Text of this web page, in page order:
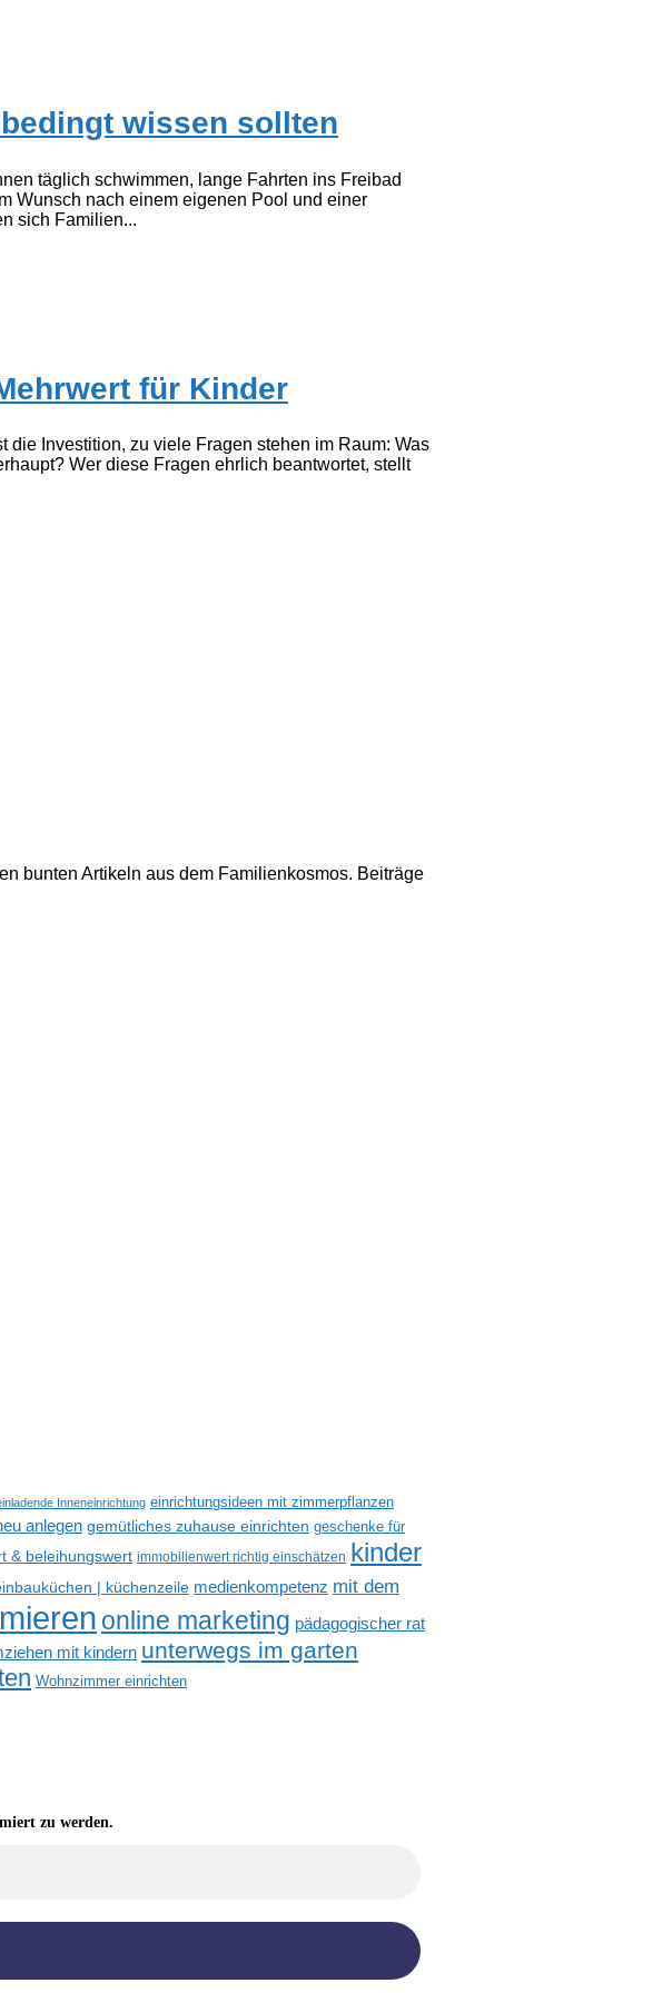
wissen sollten
täglich schwimmen, lange Fahrten ins Freibad
Wunsch nach einem eigenen Pool und einer
sich Familien...
für Kinder
Investition, zu viele Fragen stehen im Raum: Was
Wer diese Fragen ehrlich beantwortet, stellt
bunten Artikeln aus dem Familienkosmos. Beiträge
Inneneinrichtung einrichtungsideen mit zimmerpflanzen
anlegen gemütliches zuhause einrichten geschenke für
& beleihungswert immobilienwert richtig einschätzen kinder
| küchenzeile medienkompetenz mit dem
online marketing pädagogischer rat
mit kindern unterwegs im garten
Wohnzimmer einrichten
zu werden.